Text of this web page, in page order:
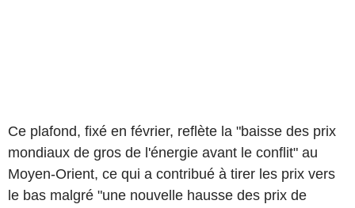
Ce plafond, fixé en février, reflète la "baisse des prix
mondiaux de gros de l'énergie avant le conflit" au
Moyen-Orient, ce qui a contribué à tirer les prix vers
le bas malgré "une nouvelle hausse des prix de